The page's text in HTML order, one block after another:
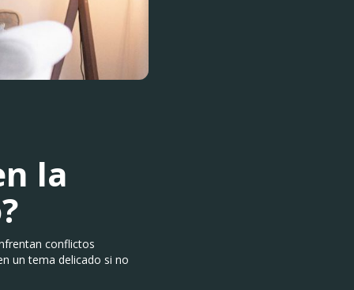
la
conflictos
un tema delicado si no